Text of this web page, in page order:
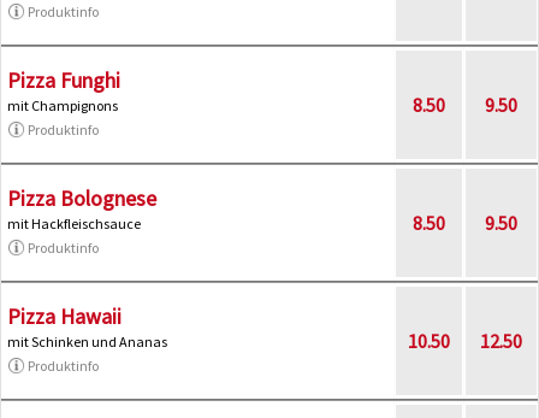
Produktinfo
Pizza Funghi
mit Champignons
Produktinfo
8.50 9.50
Pizza Bolognese
mit Hackfleischsauce
Produktinfo
8.50 9.50
Pizza Hawaii
mit Schinken und Ananas
Produktinfo
10.50 12.50